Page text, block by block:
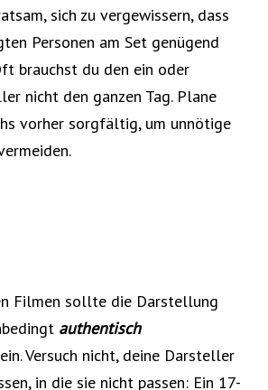
sich zu vergewissern, dass
Personen am Set genügend
brauchst du den ein oder
nicht den ganzen Tag. Plane
vorher sorgfältig, um unnötige
Filmen sollte die Darstellung
authentisch
Versuch nicht, deine Darsteller
in die sie nicht passen: Ein 17-